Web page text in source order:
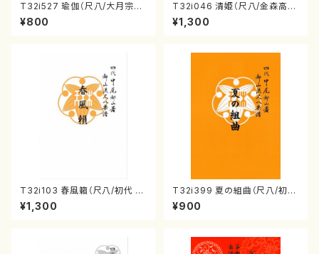
T32i527 瑜伽（尺八/大月宗明/
楽譜）都山流公刊楽譜曲番:223
6
¥800
T32i046 清姫（尺八/金森高
山/楽譜）都山流公刊楽譜曲番：
45
¥1,300
T32i103 春風籟（尺八/初代 石
垣征山/尺八/都山式譜）都山流
公刊楽譜曲番:552
¥1,300
T32i399 夏の組曲（尺八/初代
山川園松/楽譜）都山流公刊楽譜
曲番:2104
¥900